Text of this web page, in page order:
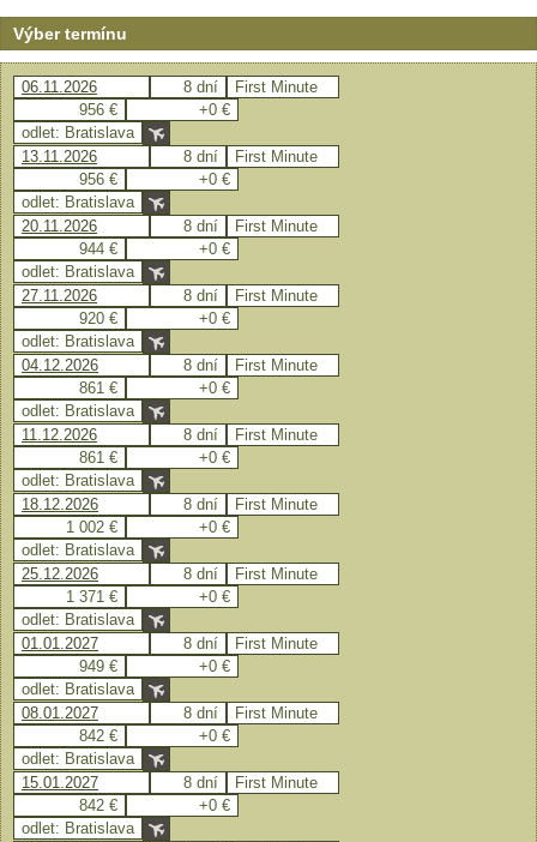
Výber termínu
06.11.2026 8 dní
First Minute
956 €
+0 €
odlet: Bratislava
13.11.2026
8 dní
First Minute
956 €
+0 €
odlet: Bratislava
20.11.2026
8 dní
First Minute
944 €
+0 €
odlet: Bratislava
27.11.2026
8 dní
First Minute
920 €
+0 €
odlet: Bratislava
04.12.2026
8 dní
First Minute
861 €
+0 €
odlet: Bratislava
11.12.2026
8 dní
First Minute
861 €
+0 €
odlet: Bratislava
18.12.2026
8 dní
First Minute
1 002 €
+0 €
odlet: Bratislava
25.12.2026
8 dní
First Minute
1 371 €
+0 €
odlet: Bratislava
01.01.2027
8 dní
First Minute
949 €
+0 €
odlet: Bratislava
08.01.2027
8 dní
First Minute
842 €
+0 €
odlet: Bratislava
15.01.2027
8 dní
First Minute
842 €
+0 €
odlet: Bratislava